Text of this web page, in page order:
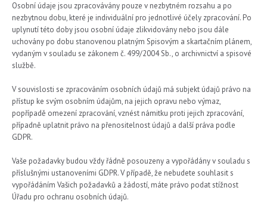
Osobní údaje jsou zpracovávány pouze v nezbytném rozsahu a po
nezbytnou dobu, které je individuální pro jednotlivé účely zpracování. Po
uplynutí této doby jsou osobní údaje zlikvidovány nebo jsou dále
uchovány po dobu stanovenou platným Spisovým a skartačním plánem,
vydaným v souladu se zákonem č. 499/2004 Sb., o archivnictví a spisové
službě.
V souvislosti se zpracováním osobních údajů má subjekt údajů právo na
přístup ke svým osobním údajům, na jejich opravu nebo výmaz,
popřípadě omezení zpracování, vznést námitku proti jejich zpracování,
případně uplatnit právo na přenositelnost údajů a další práva podle
GDPR.
Vaše požadavky budou vždy řádně posouzeny a vypořádány v souladu s
příslušnými ustanoveními GDPR. V případě, že nebudete souhlasit s
vypořádáním Vašich požadavků a žádostí, máte právo podat stížnost
Úřadu pro ochranu osobních údajů.